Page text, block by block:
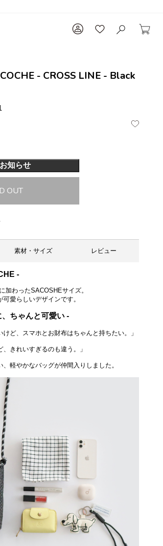
- CROSS LINE - Black
知らせ
OUT
素材・サイズ レビュー
-
わったSACOSHEサイズ。
愛らしいデザインです。
ちゃんと可愛い -
けど、スマホとお財布はちゃんと持ちたい。」
、きれいすぎるのも違う。」
軽やかなバッグが仲間入りしました。